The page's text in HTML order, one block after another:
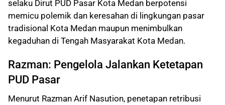
selaku Dirut PUD Pasar Kota Medan berpotensi
memicu polemik dan keresahan di lingkungan pasar
tradisional Kota Medan maupun menimbulkan
kegaduhan di Tengah Masyarakat Kota Medan.
Razman: Pengelola Jalankan Ketetapan
PUD Pasar
Menurut Razman Arif Nasution, penetapan retribusi